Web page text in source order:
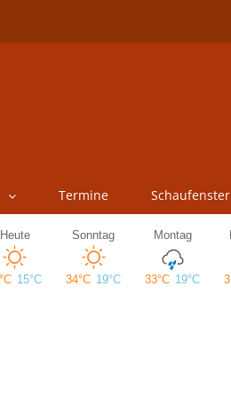
Termine Schaufenster